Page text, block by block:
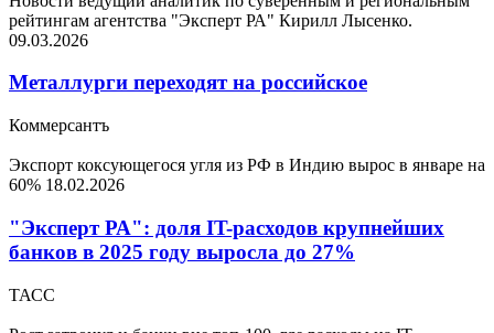
рейтингам агентства "Эксперт РА" Кирилл Лысенко.
09.03.2026
Металлурги переходят на российское
Коммерсантъ
Экспорт коксующегося угля из РФ в Индию вырос в январе на
60% 18.02.2026
"Эксперт РА": доля IT-расходов крупнейших
банков в 2025 году выросла до 27%
ТАСС